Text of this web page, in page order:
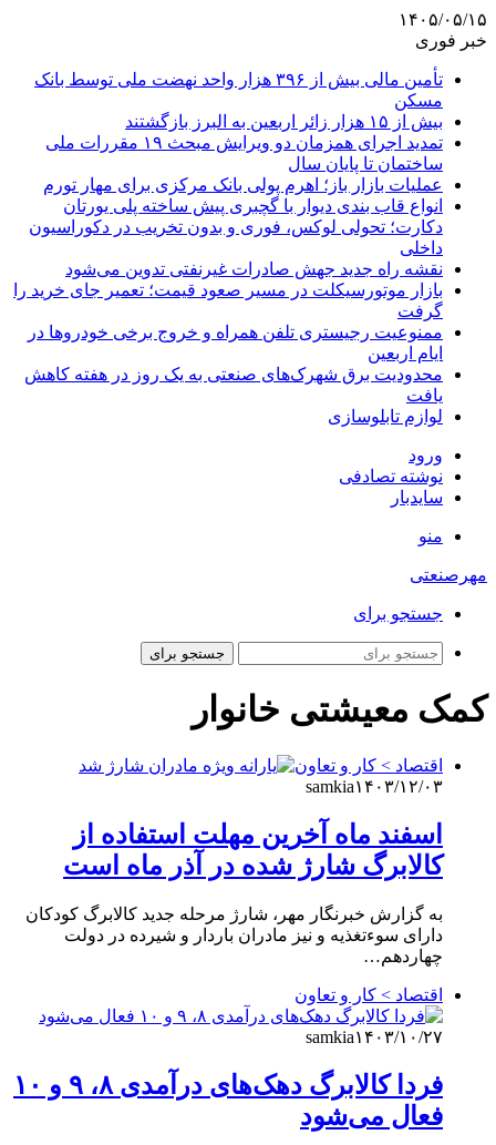
۱۴۰۵/۰۵/۱۵
خبر فوری
تأمین مالی بیش از ۳۹۶ هزار واحد نهضت ملی توسط بانک
مسکن
بیش از ۱۵ هزار زائر اربعین به البرز بازگشتند
تمدید اجرای همزمان دو ویرایش مبحث ۱۹ مقررات ملی
ساختمان تا پایان سال
عملیات بازار باز؛ اهرم پولی بانک مرکزی برای مهار تورم
انواع قاب بندی دیوار با گچبری پیش ساخته پلی یورتان
دکارت؛ تحولی لوکس، فوری و بدون تخریب در دکوراسیون
داخلی
نقشه راه جدید جهش صادرات غیرنفتی تدوین می‌شود
بازار موتورسیکلت در مسیر صعود قیمت؛ تعمیر جای خرید را
گرفت
ممنوعیت رجیستری تلفن همراه و خروج برخی خودروها در
ایام اربعین
محدودیت برق شهرک‌های صنعتی به یک روز در هفته کاهش
یافت
لوازم تابلوسازی
ورود
نوشته تصادفی
سایدبار
منو
مهرصنعتی
جستجو برای
جستجو برای
کمک معیشتی خانوار
اقتصاد > کار و تعاون
samkia۱۴۰۳/۱۲/۰۳
اسفند ماه آخرین مهلت استفاده از
کالابرگ شارژ شده در آذر ماه است
به گزارش خبرنگار مهر، شارژ مرحله جدید کالابرگ کودکان
دارای سوءتغذیه و نیز مادران باردار و شیرده در دولت
چهاردهم…
اقتصاد > کار و تعاون
samkia۱۴۰۳/۱۰/۲۷
فردا کالابرگ دهک‌های درآمدی ۸، ۹ و ۱۰
فعال می‌شود